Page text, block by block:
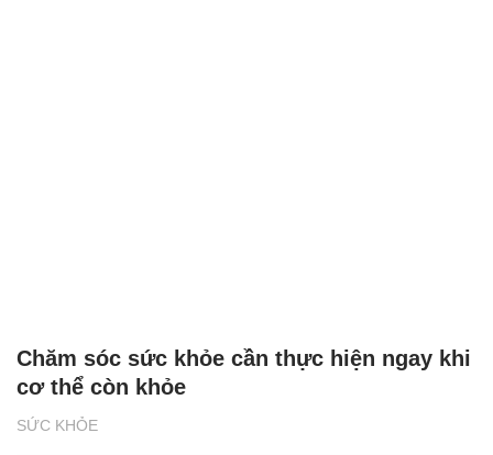
SỨC KHỎE
Chăm sóc sức khỏe cần thực hiện ngay khi
cơ thể còn khỏe